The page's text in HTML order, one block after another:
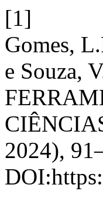
[1]
Gomes,
e Souza,
2024),